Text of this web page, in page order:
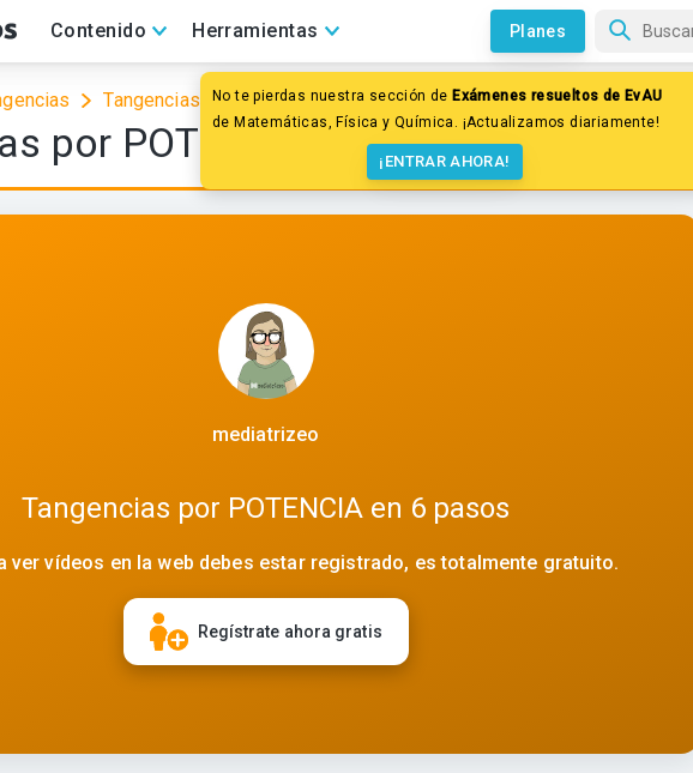
Contenido Herramientas Planes
No te pierdas nuestra sección de Exámenes resueltos de EvAU
de Matemáticas, Física y Química. ¡Actualizamos diariamente!
¡ENTRAR AHORA!
Tangencias por potencias
por POTENCIA en 6 pasos
mediatrizeo
Tangencias por POTENCIA en 6 pasos
ver vídeos en la web debes estar registrado, es totalmente gratuito.
Regístrate ahora gratis